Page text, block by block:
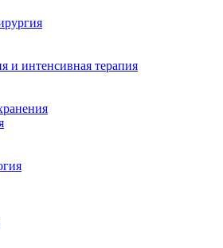
и интенсивная терапия